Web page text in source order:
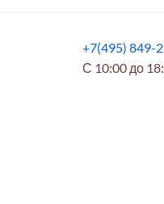
+7(495) 849-
С 10:00 до